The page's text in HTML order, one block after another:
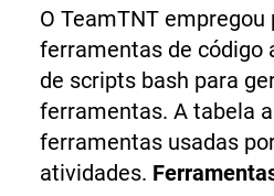
O TeamTNT
ferramentas de código
de scripts bash para
ferramentas. A tabela
ferramentas usadas
atividades.